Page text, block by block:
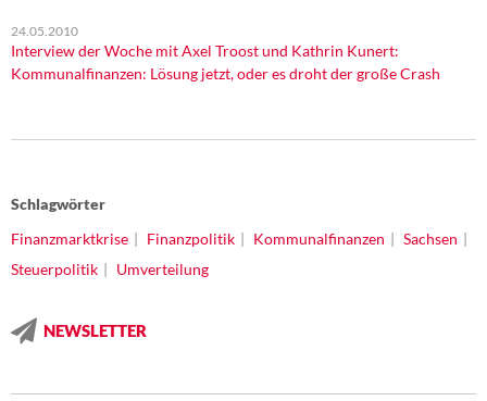
24.05.2010
Interview der Woche mit Axel Troost und Kathrin Kunert:
Kommunalfinanzen: Lösung jetzt, oder es droht der große Crash
Schlagwörter
Finanzmarktkrise
Finanzpolitik Kommunalfinanzen
Sachsen
Steuerpolitik
Umverteilung
NEWSLETTER